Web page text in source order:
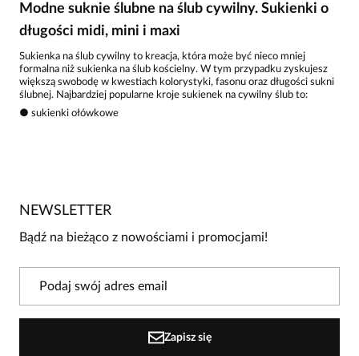
Modne suknie ślubne na ślub cywilny. Sukienki o
długości midi, mini i maxi
Sukienka na ślub cywilny to kreacja, która może być nieco mniej
formalna niż sukienka na ślub kościelny. W tym przypadku zyskujesz
większą swobodę w kwestiach kolorystyki, fasonu oraz długości sukni
ślubnej. Najbardziej popularne kroje sukienek na cywilny ślub to:
● sukienki ołówkowe
różnych typów sylwetki. Sukienki na ślub cywilny są warte uwagi w
wielu długościach, dzięki czemu każda panna młoda może wybrać fason
najlepiej odpowiadający swojemu stylowi.
ceremonii. Warto zastanowić się, w czym czujesz się najlepiej, bo
Polecamy sukienki z kopertowym dekoltem, wycięcia w serek lub
literę O. Sukienka z hiszpańskim dekoltem i odkrytymi ramionami to
modowy przebój, którym wysmuklisz szerokie biodra. Z kolei lejący
NEWSLETTER
Bądź na bieżąco z nowościami i promocjami!
Zapisz się